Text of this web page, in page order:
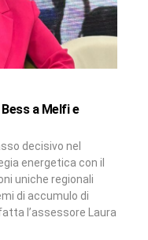
a Melfi e
decisivo nel
energetica con il
uniche regionali
di accumulo di
l’assessore Laura